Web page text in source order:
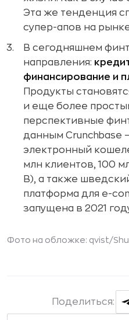
Эта же тенденция
супер-апов на
В сегодняшнем
направления:
финансирование и
Продукты
и еще более
перспективные
данным Crunchbase
электронный
млн клиентов, 100
B), а также
платформа для e-
запущена в 2021
Фото на обложке: qvist/
Поделиться: